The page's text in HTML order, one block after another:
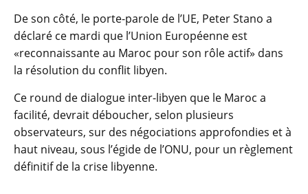
De son côté, le porte-parole de l’UE, Peter Stano a
déclaré ce mardi que l’Union Européenne est
«reconnaissante au Maroc pour son rôle actif» dans
la résolution du conflit libyen.
Ce round de dialogue inter-libyen que le Maroc a
facilité, devrait déboucher, selon plusieurs
observateurs, sur des négociations approfondies et à
haut niveau, sous l’égide de l’ONU, pour un règlement
définitif de la crise libyenne.